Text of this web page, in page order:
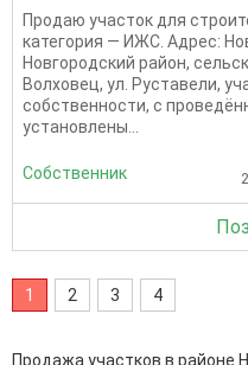
Продаю участок для
категория — ИЖС. Адрес:
Новгородский район,
Волховец, ул. Руставели,
собственности, с
установлены...
Собственник
1 2 3 4
Продажа участков в районе